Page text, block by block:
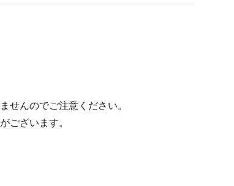
せんのでご注意ください。
ございます。